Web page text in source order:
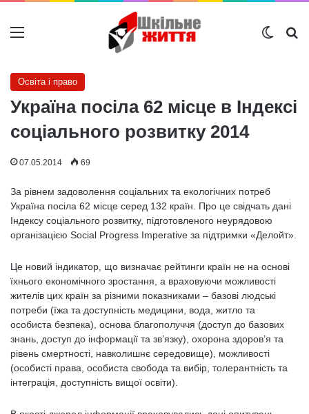
Меню
Освіта і право
Україна посіла 62 місце в Індексі
соціального розвитку 2014
07.05.2014 69
За рівнем задоволення соціальних та екологічних потреб
Україна посіла 62 місце серед 132 країн. Про це свідчать дані
Індексу соціального розвитку, підготовленого неурядовою
організацією Social Progress Imperative за підтримки «Делойт».
Це новий індикатор, що визначає рейтинги країн не на основі
їхнього економічного зростання, а враховуючи можливості
жителів цих країн за різними показниками – базові людські
потреби (їжа та доступність медицини, вода, житло та
особиста безпека), основа благополуччя (доступ до базових
знань, доступ до інформації та зв’язку), охорона здоров’я та
рівень смертності, навколишнє середовище), можливості
(особисті права, особиста свобода та вибір, толерантність та
інтеграція, доступність вищої освіти).